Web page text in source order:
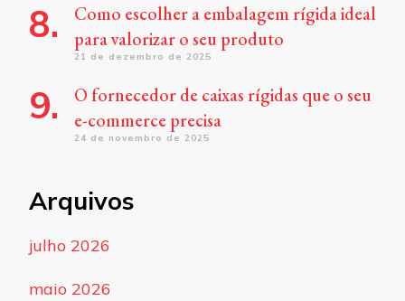
Como escolher a embalagem rígida ideal
para valorizar o seu produto
21 de dezembro de 2025
O fornecedor de caixas rígidas que o seu
e-commerce precisa
24 de novembro de 2025
Arquivos
julho 2026
maio 2026